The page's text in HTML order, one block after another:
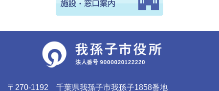
〒270-1192 千葉県我孫子市我孫子1858番地